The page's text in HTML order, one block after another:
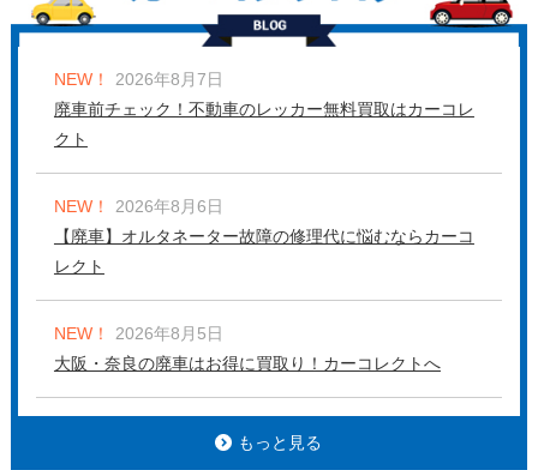
NEW！
2026年8月7日
廃車前チェック！不動車のレッカー無料買取はカーコレ
クト
NEW！
2026年8月6日
【廃車】オルタネーター故障の修理代に悩むならカーコ
レクト
NEW！
2026年8月5日
大阪・奈良の廃車はお得に買取り！カーコレクトへ
もっと見る